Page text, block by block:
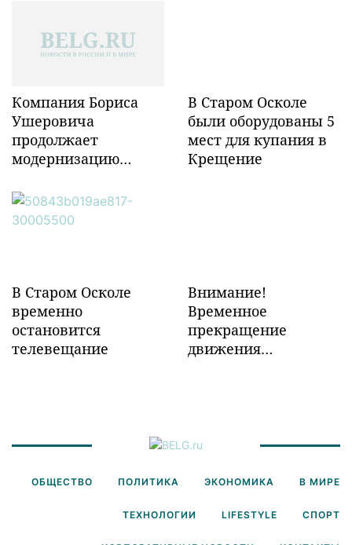
Компания Бориса
Ушеровича
продолжает
модернизацию
инфраструктуры в
Забайкалье
В Старом Осколе
были оборудованы 5
мест для купания в
Крещение
В Старом Осколе
временно
остановится
телевещание
Внимание!
Временное
прекращение
движения
ОБЩЕСТВО ПОЛИТИКА ЭКОНОМИКА В МИРЕ
ТЕХНОЛОГИИ LIFESTYLE СПОРТ